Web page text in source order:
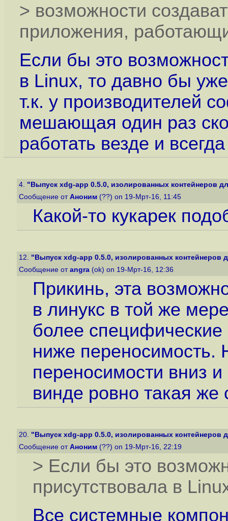
> возможности
приложения,
Если бы это
в Linux, то давно бы
т.к. у производителей
мешающая один раз
работать везде и всегда
4. "Выпуск xdg-app 0.5.0, изолированных контейнеров
Сообщение от Аноним (??) on 19-Мрт-16, 11:45
Какой-то кукарек
12. "Выпуск xdg-app 0.5.0, изолированных контейнеров
Сообщение от angra (ok) on 19-Мрт-16, 12:36
Прикинь, эта
в линукс в той же
более
ниже переносимость.
переносимости вниз
винде ровно такая же
20. "Выпуск xdg-app 0.5.0, изолированных контейнеров
Сообщение от Аноним (??) on 19-Мрт-16, 22:19
> Если бы это
присутствовала в
Все системные